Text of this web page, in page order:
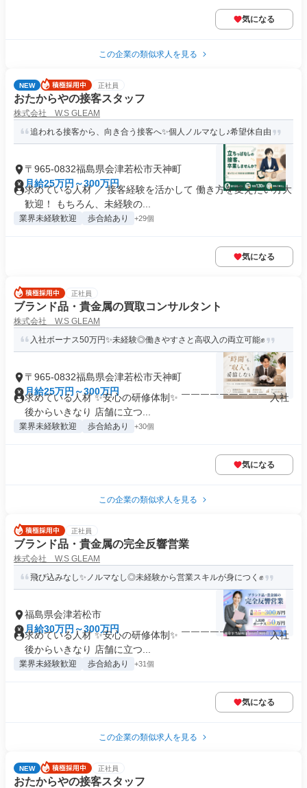
気になる
この企業の類似求人を見る
NEW 正社員
おたからやの接客スタッフ
株式会社 W.S GLEAM
追われる接客から、向き合う接客へ✨個人ノルマなし♪希望休自由
〒965-0832福島県会津若松市天神町
月給25万円～300万円
求めている人材 ／ 接客経験を活かして 働き方を変えたい方大
歓迎！ もちろん、未経験の...
業界未経験歓迎 歩合給あり +29個
気になる
正社員
ブランド品・貴金属の買取コンサルタント
株式会社 W.S GLEAM
入社ボーナス50万円✨未経験◎働きやすさと高収入の両立可能✊
〒965-0832福島県会津若松市天神町
月給25万円～300万円
求めている人材 ✨安心の研修体制✨ ￣￣￣￣￣￣￣￣￣ 入社
後からいきなり 店舗に立つ...
業界未経験歓迎 歩合給あり +30個
気になる
この企業の類似求人を見る
正社員
ブランド品・貴金属の完全反響営業
株式会社 W.S GLEAM
飛び込みなし✨ノルマなし◎未経験から営業スキルが身につく✊
福島県会津若松市
月給30万円～300万円
求めている人材 ✨安心の研修体制✨ ￣￣￣￣￣￣￣￣￣ 入社
後からいきなり 店舗に立つ...
業界未経験歓迎 歩合給あり +31個
気になる
この企業の類似求人を見る
NEW 正社員
おたからやの接客スタッフ